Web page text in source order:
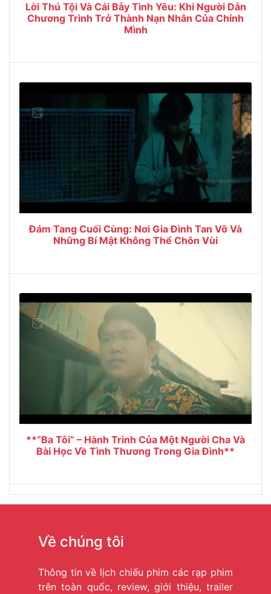
Lời Thú Tội Và Cái Bẫy Tình Yêu: Khi Người Dẫn
Chương Trình Trở Thành Nạn Nhân Của Chính
Mình
Đám Tang Cuối Cùng: Nơi Gia Đình Tan Vỡ Và
Những Bí Mật Không Thể Chôn Vùi
**“Ba Tôi” – Hành Trình Của Một Người Cha Và
Bài Học Về Tình Thương Trong Gia Đình**
Về chúng tôi
Thông tin về lịch chiếu phim các rạp phim
trên toàn quốc, review, giới thiệu, trailer